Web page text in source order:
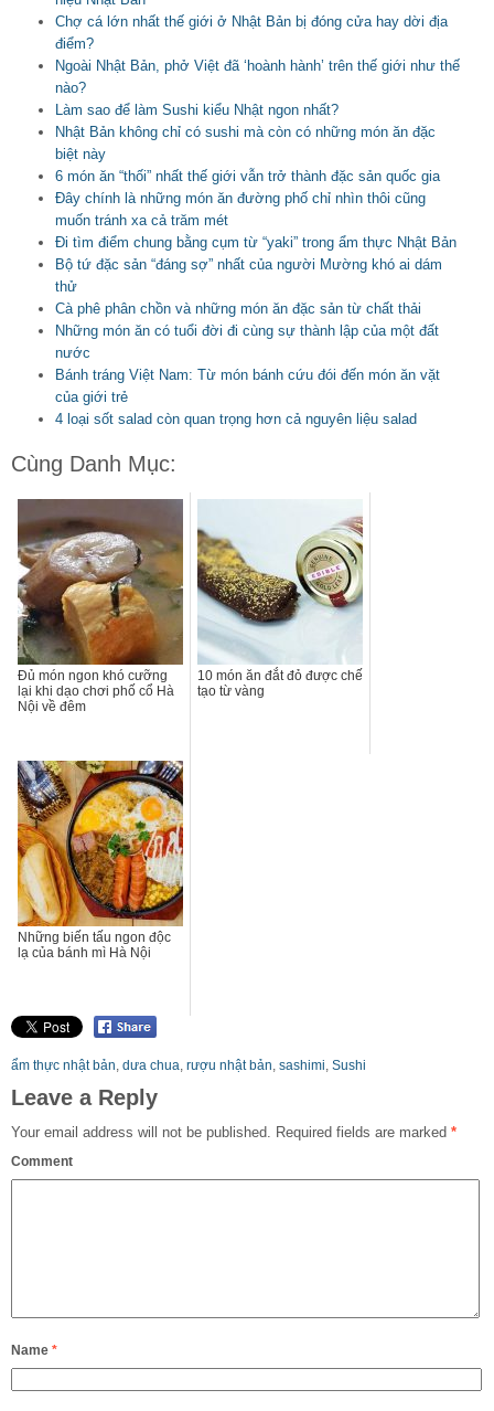
Chợ cá lớn nhất thế giới ở Nhật Bản bị đóng cửa hay dời địa
điểm?
Ngoài Nhật Bản, phở Việt đã ‘hoành hành’ trên thế giới như thế
nào?
Làm sao để làm Sushi kiểu Nhật ngon nhất?
Nhật Bản không chỉ có sushi mà còn có những món ăn đặc
biệt này
6 món ăn “thối” nhất thế giới vẫn trở thành đặc sản quốc gia
Đây chính là những món ăn đường phố chỉ nhìn thôi cũng
muốn tránh xa cả trăm mét
Đi tìm điểm chung bằng cụm từ “yaki” trong ẩm thực Nhật Bản
Bộ tứ đặc sản “đáng sợ” nhất của người Mường khó ai dám
thử
Cà phê phân chồn và những món ăn đặc sản từ chất thải
Những món ăn có tuổi đời đi cùng sự thành lập của một đất
nước
Bánh tráng Việt Nam: Từ món bánh cứu đói đến món ăn vặt
của giới trẻ
4 loại sốt salad còn quan trọng hơn cả nguyên liệu salad
Cùng Danh Mục:
Đủ món ngon khó cưỡng
lại khi dạo chơi phố cổ Hà
Nội về đêm
10 món ăn đắt đỏ được chế
tạo từ vàng
Những biến tấu ngon độc
lạ của bánh mì Hà Nội
ẩm thực nhật bản dưa chua rượu nhật bản sashimi Sushi
Leave a Reply
Your email address will not be published. Required fields are marked *
Comment
Name *